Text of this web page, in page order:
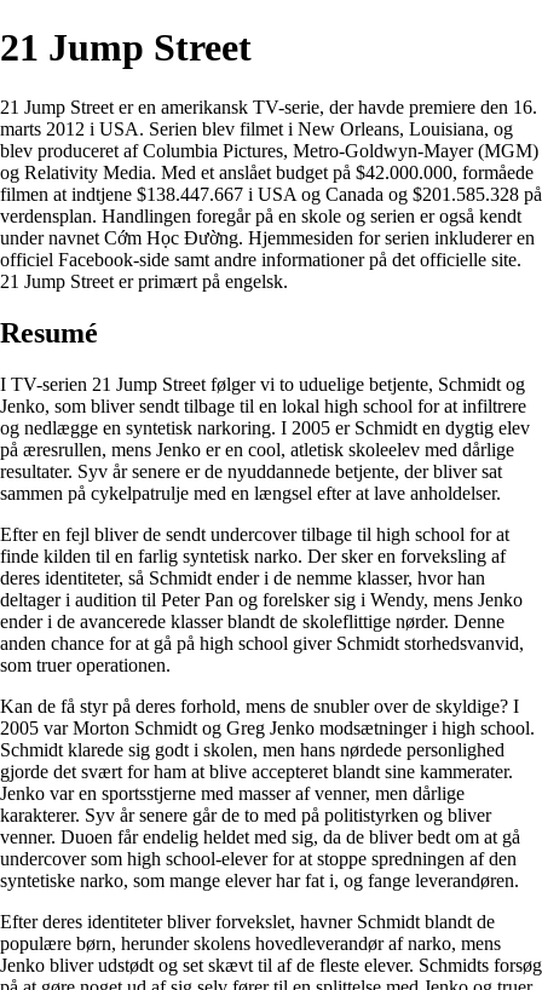
21 Jump Street
21 Jump Street er en amerikansk TV-serie, der havde premiere den 16.
marts 2012 i USA. Serien blev filmet i New Orleans, Louisiana, og
blev produceret af Columbia Pictures, Metro-Goldwyn-Mayer (MGM)
og Relativity Media. Med et anslået budget på $42.000.000, formåede
filmen at indtjene $138.447.667 i USA og Canada og $201.585.328 på
verdensplan. Handlingen foregår på en skole og serien er også kendt
under navnet Cớm Học Đường. Hjemmesiden for serien inkluderer en
officiel Facebook-side samt andre informationer på det officielle site.
21 Jump Street er primært på engelsk.
Resumé
I TV-serien 21 Jump Street følger vi to uduelige betjente, Schmidt og
Jenko, som bliver sendt tilbage til en lokal high school for at infiltrere
og nedlægge en syntetisk narkoring. I 2005 er Schmidt en dygtig elev
på æresrullen, mens Jenko er en cool, atletisk skoleelev med dårlige
resultater. Syv år senere er de nyuddannede betjente, der bliver sat
sammen på cykelpatrulje med en længsel efter at lave anholdelser.
Efter en fejl bliver de sendt undercover tilbage til high school for at
finde kilden til en farlig syntetisk narko. Der sker en forveksling af
deres identiteter, så Schmidt ender i de nemme klasser, hvor han
deltager i audition til Peter Pan og forelsker sig i Wendy, mens Jenko
ender i de avancerede klasser blandt de skoleflittige nørder. Denne
anden chance for at gå på high school giver Schmidt storhedsvanvid,
som truer operationen.
Kan de få styr på deres forhold, mens de snubler over de skyldige? I
2005 var Morton Schmidt og Greg Jenko modsætninger i high school.
Schmidt klarede sig godt i skolen, men hans nørdede personlighed
gjorde det svært for ham at blive accepteret blandt sine kammerater.
Jenko var en sportsstjerne med masser af venner, men dårlige
karakterer. Syv år senere går de to med på politistyrken og bliver
venner. Duoen får endelig heldet med sig, da de bliver bedt om at gå
undercover som high school-elever for at stoppe spredningen af den
syntetiske narko, som mange elever har fat i, og fange leverandøren.
Efter deres identiteter bliver forvekslet, havner Schmidt blandt de
populære børn, herunder skolens hovedleverandør af narko, mens
Jenko bliver udstødt og set skævt til af de fleste elever. Schmidts forsøg